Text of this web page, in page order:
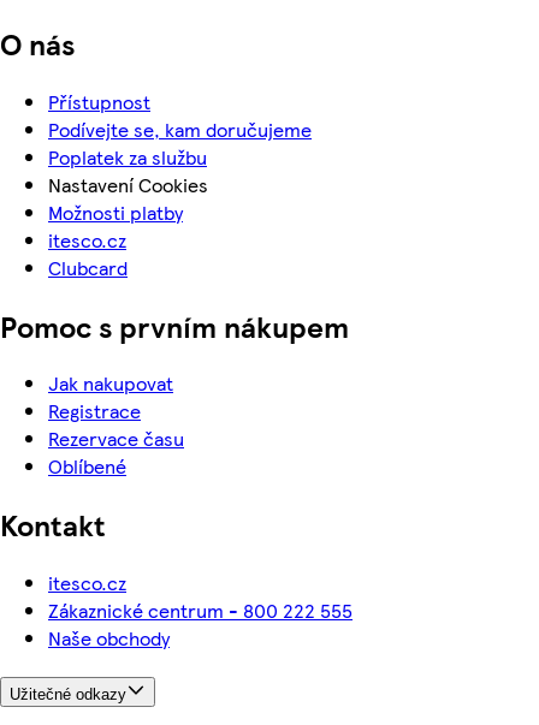
O nás
Přístupnost
Podívejte se, kam doručujeme
Poplatek za službu
Nastavení Cookies
Možnosti platby
itesco.cz
Clubcard
Pomoc s prvním nákupem
Jak nakupovat
Registrace
Rezervace času
Oblíbené
Kontakt
itesco.cz
Zákaznické centrum - 800 222 555
Naše obchody
Užitečné odkazy